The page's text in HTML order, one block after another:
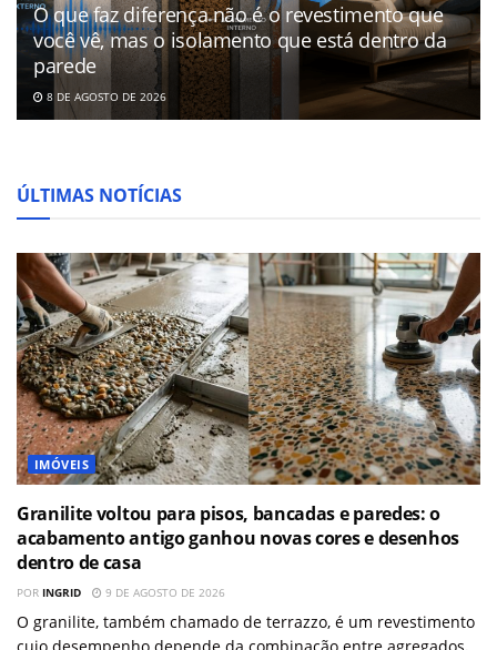
O que faz diferença não é o revestimento que
você vê, mas o isolamento que está dentro da
parede
8 DE AGOSTO DE 2026
ÚLTIMAS NOTÍCIAS
IMÓVEIS
Granilite voltou para pisos, bancadas e paredes: o
acabamento antigo ganhou novas cores e desenhos
dentro de casa
POR INGRID 9 DE AGOSTO DE 2026
O granilite, também chamado de terrazzo, é um revestimento